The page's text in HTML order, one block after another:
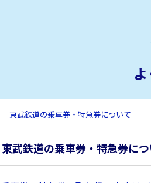
東武鉄道の乗車券・特急券について
東武鉄道の乗車券・特急券につ